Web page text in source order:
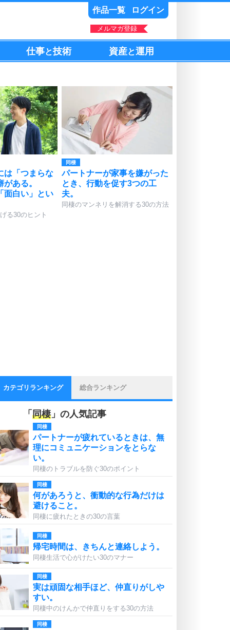
作品一覧 ログイン
メルマガ登録
仕事と技術 資産と運用
は「つまらな
ある。
面白い」とい
る30のヒント
同棲
パートナーが家事を嫌がった
とき、行動を促す3つの工
夫。
同棲のマンネリを解消する30の方法
カテゴリランキング 総合ランキング
「 同棲」の人気記事
同棲
パートナーが疲れているときは、無
理にコミュニケーションをとらな
い。
同棲のトラブルを防ぐ30のポイント
同棲
何があろうと、衝動的な行為だけは
避けること。
同棲に疲れたときの30の言葉
同棲
帰宅時間は、きちんと連絡しよう。
同棲生活で心がけたい30のマナー
同棲
実は頑固な相手ほど、仲直りがしや
すい。
同棲中のけんかで仲直りをする30の方法
同棲